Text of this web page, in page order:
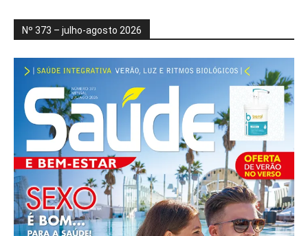
Nº 373 – julho-agosto 2026